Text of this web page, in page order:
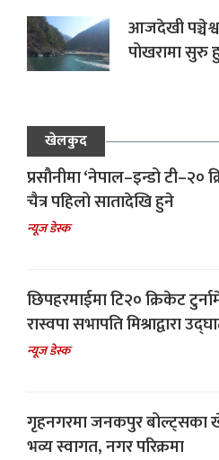
आजदेखी
पोखरामा सुरु
खेलकुद
प्रसौनीमा ‘नेपाल–इन्डो टी–२०
चैत्र पहिलो सातादेखि हुने
न्यूज डेस्क
छिपहरमाईमा टि२० क्रिकेट
रास्वपा सभापति मिश्राद्वारा
न्यूज डेस्क
गृहनगरमा जनकपुर बोल्ट्सका
भव्य स्वागत, नगर परिक्रमा